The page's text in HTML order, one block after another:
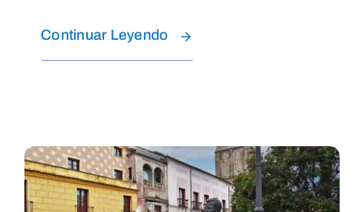
Continuar Leyendo